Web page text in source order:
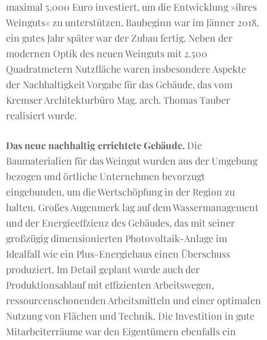
maximal 5.000 Euro investiert, um die Entwicklung »ihres
Weinguts« zu unterstützen. Baubeginn war im Jänner 2018,
ein gutes Jahr später war der Zubau fertig. Neben der
modernen Optik des neuen Weinguts mit 2.500
Quadratmetern Nutzfläche waren insbesondere Aspekte
der Nachhaltigkeit Vorgabe für das Gebäude, das vom
Kremser Architekturbüro Mag. arch. Thomas Tauber
realisiert wurde.
Das neue nachhaltig errichtete Gebäude. Die
Baumaterialien für das Weingut wurden aus der Umgebung
bezogen und örtliche Unternehmen bevorzugt
eingebunden, um die Wertschöpfung in der Region zu
halten. Großes Augenmerk lag auf dem Wassermanagement
und der Energieeffzienz des Gebäudes, das mit seiner
großzügig dimensionierten Photovoltaik-Anlage im
Idealfall wie ein Plus-Energiehaus einen Überschuss
produziert. Im Detail geplant wurde auch der
Produktionsablauf mit effizienten Arbeitswegen,
ressourcenschonenden Arbeitsmitteln und einer optimalen
Nutzung von Flächen und Technik. Die Investition in gute
Mitarbeiterräume war den Eigentümern ebenfalls ein